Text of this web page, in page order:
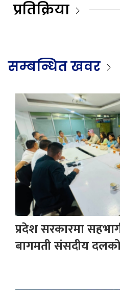
प्रतिक्रिया
सम्बन्धित खवर
प्रदेश सरकारमा
बागमती संसदीय